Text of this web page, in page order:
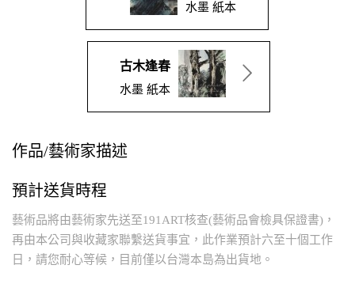
水墨 紙本
古木逢春
水墨 紙本
作品/藝術家描述
預計送貨時程
藝術品將由藝術家先送至191ART核查(藝術品會檢具保證書)，
再由本公司與收藏家聯繫送貨事宜，此作業預計六至十個工作
日，請您耐心等候，目前僅以台灣本島為出貨地。